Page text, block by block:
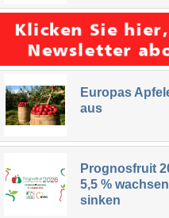
Europas
aus
Prognosfruit
5,5 %
sinken